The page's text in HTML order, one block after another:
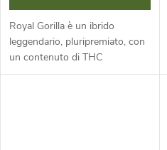
Royal Gorilla è un ibrido
leggendario, pluripremiato, con
un contenuto di THC
estremamente elevato (24-27